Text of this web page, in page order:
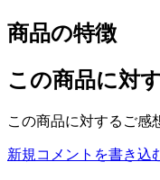
商品の特徴
この商品に対
この商品に対するご感
新規コメントを書き込